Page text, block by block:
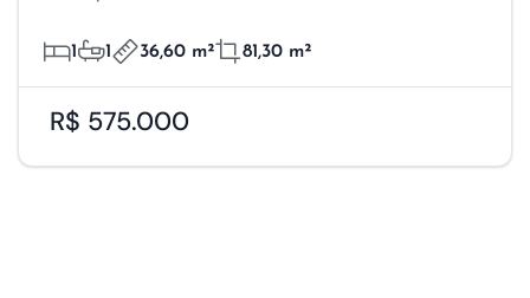
1 1 36,60 m² 81,30 m²
R$ 575.000